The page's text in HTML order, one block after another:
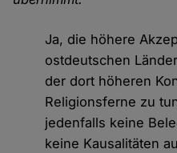
Ja, die höhere
ostdeutschen
der dort höheren
Religionsferne zu
jedenfalls keine
keine Kausalitäten